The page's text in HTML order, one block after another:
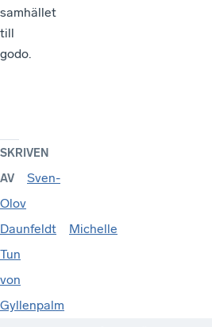
samhället
till
godo.
SKRIVEN
AV
Sven-
Olov
Daunfeldt
Michelle
Tun
von
Gyllenpalm